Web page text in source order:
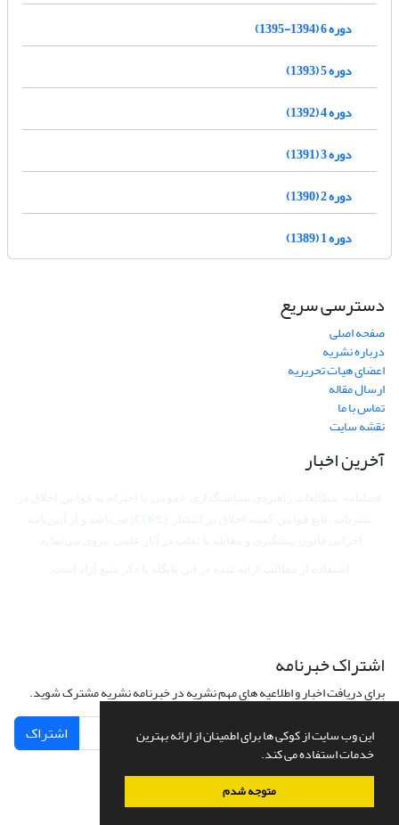
این وب سایت از کوکی ها برای اطمینان از ارائه بهترین
خدمات استفاده می کند.
متوجه شدم
دوره 6 (1394-1395)
دوره 5 (1393)
دوره 4 (1392)
دوره 3 (1391)
دوره 2 (1390)
دوره 1 (1389)
دسترسی سریع
صفحه اصلی
درباره نشریه
اعضای هیات تحریریه
ارسال مقاله
تماس با ما
نقشه سایت
آخرین اخبار
اشتراک خبرنامه
برای دریافت اخبار و اطلاعیه های مهم نشریه در خبرنامه نشریه مشترک شوید.
اشتراک
سامانه مدیریت نشریات علمی.طراحی و پیاده سازی ازسیناوب